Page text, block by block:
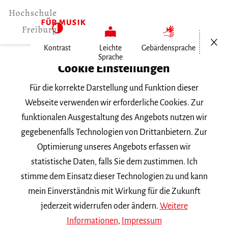
Kontrast
Leichte
Sprache
Gebärdensprache
Veranstaltungen
Suchbegriff
Nach Kategorie filtern
Cookie Einstellungen
Für die korrekte Darstellung und Funktion dieser
Webseite verwenden wir erforderliche Cookies. Zur
funktionalen Ausgestaltung des Angebots nutzen wir
gegebenenfalls Technologien von Drittanbietern. Zur
Optimierung unseres Angebots erfassen wir
statistische Daten, falls Sie dem zustimmen. Ich
stimme dem Einsatz dieser Technologien zu und kann
mein Einverständnis mit Wirkung für die Zukunft
jederzeit widerrufen oder ändern. Weitere
Informationen, Impressum